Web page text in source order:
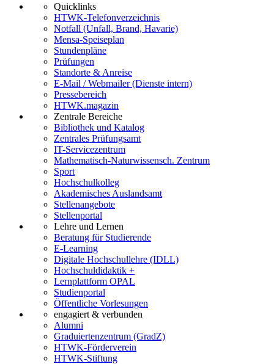
Quicklinks
HTWK-Telefonverzeichnis
Notfall (Unfall, Brand, Havarie)
Mensa-Speiseplan
Stundenpläne
Prüfungen
Standorte & Anreise
E-Mail / Webmailer (Dienste intern)
Pressebereich
HTWK.magazin
Zentrale Bereiche
Bibliothek und Katalog
Zentrales Prüfungsamt
IT-Servicezentrum
Mathematisch-Naturwissensch. Zentrum
Sport
Hochschulkolleg
Akademisches Auslandsamt
Stellenangebote
Stellenportal
Lehre und Lernen
Beratung für Studierende
E-Learning
Digitale Hochschullehre (IDLL)
Hochschuldidaktik +
Lernplattform OPAL
Studienportal
Öffentliche Vorlesungen
engagiert & verbunden
Alumni
Graduiertenzentrum (GradZ)
HTWK-Förderverein
HTWK-Stiftung